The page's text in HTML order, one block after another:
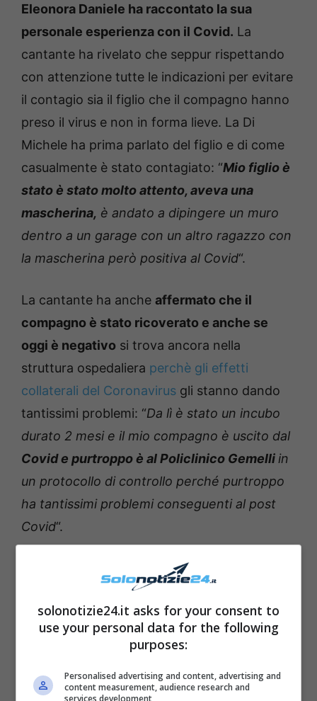
Eleonora Daniele ha raccontato la sua
personale esperienza con il Covid. La
cantante ha rivelato che seppur rispettando
con attenzione tutte le indicazioni per evitare
il contagio sia il figlio che il compagno hanno
preso il virus e non in forma lieve. La Di
Michele ha prima parlato del figlio e di come
casualmente è stato contagiato: “Mio figlio è
stato è stato molto attento, aveva una
mascherina, è andato a dipingere un muro
dentro a un garage con un altro ragazzo con
la mascherina però positiva al Covid“.
La cantante ha anche affermato che il
compagno è stato ricoverato e anche se
oggi è negativo si trova ancora nella
struttura ospedaliera perchè gli effetti
collaterali del Coronavirus gli stanno dando
tantissimi problemi: “Da lì è stato un incubo
durato 2 mesi e il mio compagno è uscito dal
Covid e purtroppo è al Policlinico Gemelli in
un protocollo di controllo perché purtroppo
ha tantissimi problemi conseguenti al post
Covid“.
Grazia di Michele solonotizie24
solonotizie24.it asks for your consent to
use your personal data for the following
purposes:
Personalised advertising and content, advertising and
content measurement, audience research and
services development